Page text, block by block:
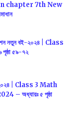
chapter 7th New
নতুন বই-২০২৪ | Class
৫৯-৭২
২০২৪ | Class 3 Math
অধ্যায়ঃ ৫ পৃষ্ঠা